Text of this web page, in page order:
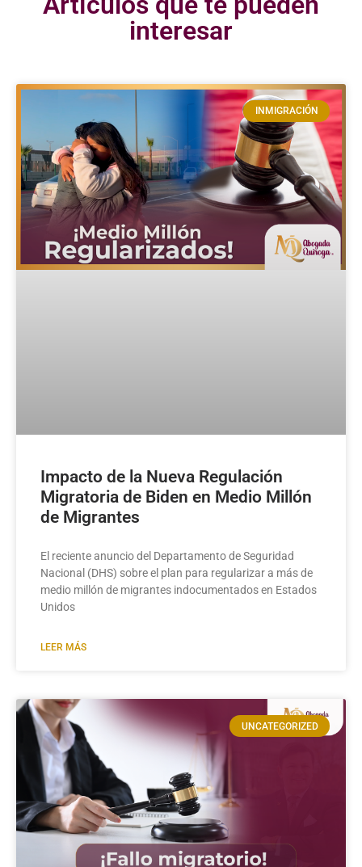
interesar
INMIGRACIÓN
Impacto de la Nueva Regulación
Migratoria de Biden en Medio Millón
de Migrantes
El reciente anuncio del Departamento de Seguridad
Nacional (DHS) sobre el plan para regularizar a más de
medio millón de migrantes indocumentados en Estados
Unidos
LEER MÁS
UNCATEGORIZED